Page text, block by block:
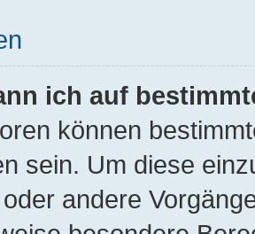
ich auf
können
sein. Um diese
andere